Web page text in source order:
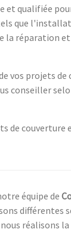
et qualifiée
que
la réparation
vos projets de
conseiller
de
équipe de
différentes
réalisons la